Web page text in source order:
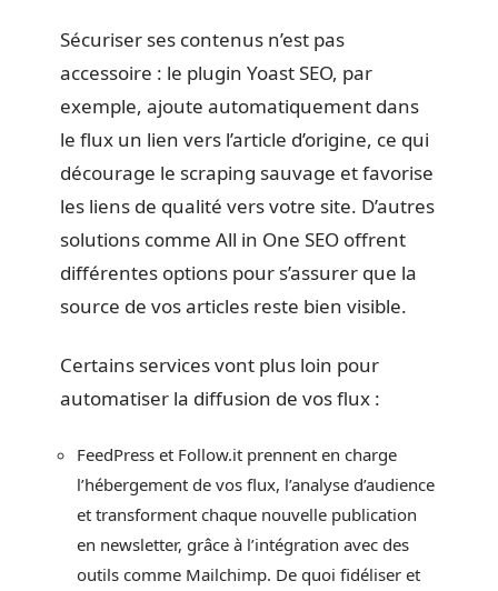
Sécuriser ses contenus n’est pas
accessoire : le plugin Yoast SEO, par
exemple, ajoute automatiquement dans
le flux un lien vers l’article d’origine, ce qui
décourage le scraping sauvage et favorise
les liens de qualité vers votre site. D’autres
solutions comme All in One SEO offrent
différentes options pour s’assurer que la
source de vos articles reste bien visible.
Certains services vont plus loin pour
automatiser la diffusion de vos flux :
FeedPress et Follow.it prennent en charge
l’hébergement de vos flux, l’analyse d’audience
et transforment chaque nouvelle publication
en newsletter, grâce à l’intégration avec des
outils comme Mailchimp. De quoi fidéliser et